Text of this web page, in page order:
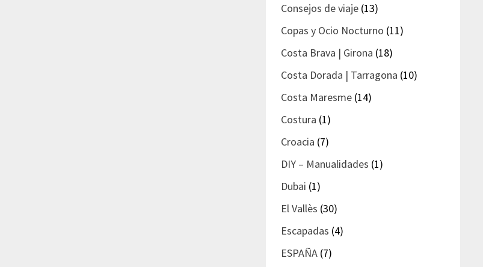
Consejos de viaje (13)
Copas y Ocio Nocturno (11)
Costa Brava | Girona (18)
Costa Dorada | Tarragona (10)
Costa Maresme (14)
Costura (1)
Croacia (7)
DIY – Manualidades (1)
Dubai (1)
El Vallès (30)
Escapadas (4)
ESPAÑA (7)